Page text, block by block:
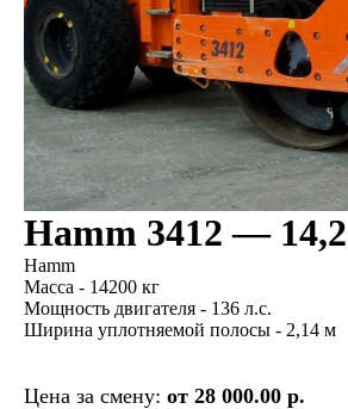
Hamm 3412 —
Hamm
Масса - 14200 кг
Мощность двигателя - 136 л.с.
Ширина уплотняемой полосы - 2,14 м
Цена за смену: от 28 000.00 р.